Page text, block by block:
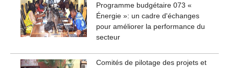
Programme budgétaire 073 «
Énergie »: un cadre d'échanges
pour améliorer la performance du
secteur
Comités de pilotage des projets et